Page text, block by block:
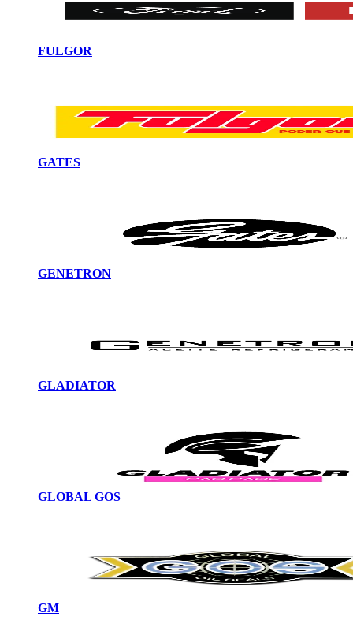
FULGOR
GATES
GENETRON
GLADIATOR
GLOBAL GOS
GM